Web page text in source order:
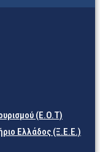
(Ε.Ο.Τ)
Ελλάδος (Ξ.Ε.Ε.)